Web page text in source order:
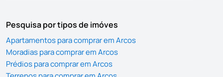
Pesquisa por tipos de imóves
Apartamentos para comprar em Arcos
Moradias para comprar em Arcos
Prédios para comprar em Arcos